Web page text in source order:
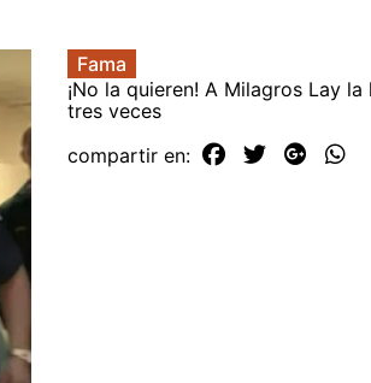
Fama
¡No la quieren! A Milagros Lay
tres veces
compartir en: